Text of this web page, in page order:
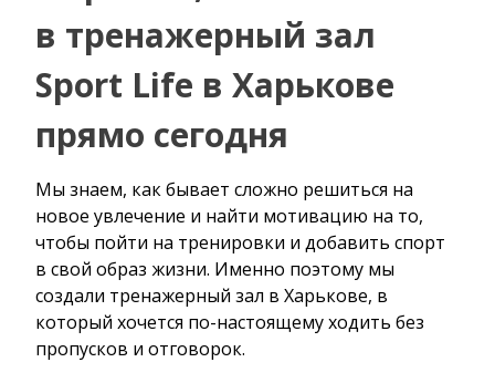
в тренажерный зал
Sport Life в Харькове
прямо сегодня
Мы знаем, как бывает сложно решиться на
новое увлечение и найти мотивацию на то,
чтобы пойти на тренировки и добавить спорт
в свой образ жизни. Именно поэтому мы
создали тренажерный зал в Харькове, в
который хочется по-настоящему ходить без
пропусков и отговорок.